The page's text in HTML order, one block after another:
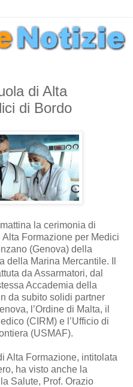
di Alta
di Bordo
la cerimonia di
Formazione per Medici
(Genova) della
della Marina Mercantile. Il
da Assarmatori, dal
Accademia della
da subito solidi partner
l’Ordine di Malta, il
(CIRM) e l’Ufficio di
(USMAF).
Alta Formazione, intitolata
ha visto anche la
Salute, Prof. Orazio